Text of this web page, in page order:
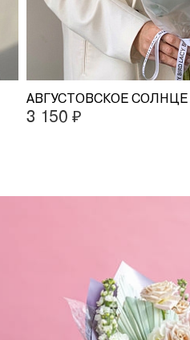
АВГУСТОВСКОЕ СОЛНЦЕ
3 150 ₽